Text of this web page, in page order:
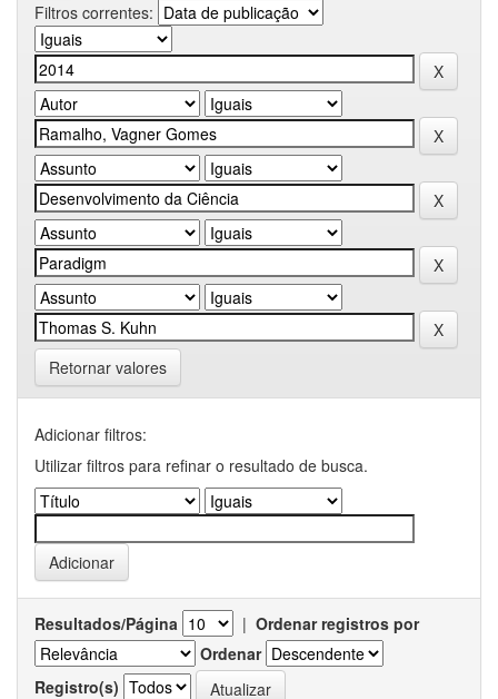
Filtros correntes:
Retornar valores
Adicionar filtros:
Utilizar filtros para refinar o resultado de busca.
Resultados/Página | Ordenar registros por
Ordenar
Registro(s)